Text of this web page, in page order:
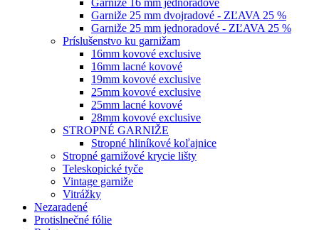
Garniže 16 mm jednoradové
Garniže 25 mm dvojradové - ZĽAVA 25 %
Garniže 25 mm jednoradové - ZĽAVA 25 %
Príslušenstvo ku garnižam
16mm kovové exclusive
16mm lacné kovové
19mm kovové exclusive
25mm kovové exclusive
25mm lacné kovové
28mm kovové exclusive
STROPNÉ GARNIŽE
Stropné hliníkové koľajnice
Stropné garnižové krycie lišty
Teleskopické tyče
Vintage garniže
Vitrážky
Nezaradené
Protislnečné fólie